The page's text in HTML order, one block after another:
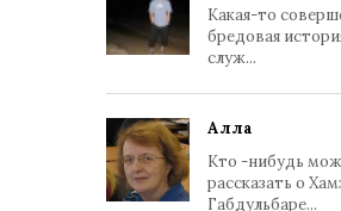
Какая-то
бредовая
служ...
Алла
Кто -нибудь
рассказать о
Габдульбаре...